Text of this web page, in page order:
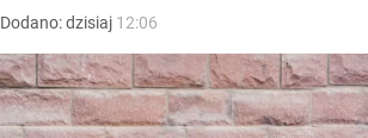
Dodano:dzisiaj 12:06